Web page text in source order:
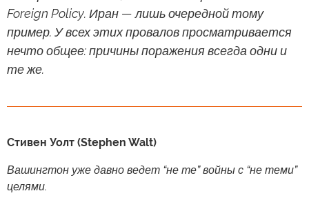
Foreign Policy. Иран — лишь очередной тому
пример. У всех этих провалов просматривается
нечто общее: причины поражения всегда одни и
те же.
Стивен Уолт (Stephen Walt)
Вашингтон уже давно ведет “не те” войны с “не теми”
целями.